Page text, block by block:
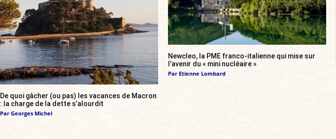
De quoi gâcher (ou pas) les vacances de Macron
: la charge de la dette s’alourdit
Par Georges Michel
Newcleo, la PME franco-italienne qui mise sur
l’avenir du « mini nucléaire »
Par Etienne Lombard